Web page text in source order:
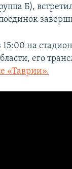
Б),
15:00 на
его
«Таврии».